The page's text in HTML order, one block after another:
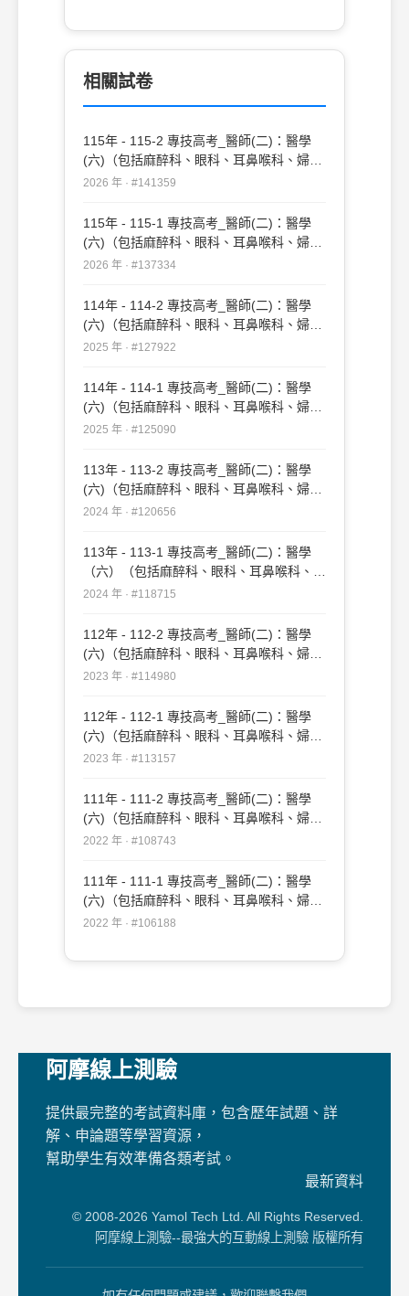
相關試卷
115年 - 115-2 專技高考_醫師(二)：醫學
(六)（包括麻醉科、眼科、耳鼻喉科、婦產
科、復健科等科目及其相關臨床實例與醫學
2026 年 · #141359
115年 - 115-1 專技高考_醫師(二)：醫學
(六)（包括麻醉科、眼科、耳鼻喉科、婦產
科、復健科等科目及其相關臨床實例與醫學
2026 年 · #137334
114年 - 114-2 專技高考_醫師(二)：醫學
(六)（包括麻醉科、眼科、耳鼻喉科、婦產
科、復健科等科目及其相關臨床實例與醫學
2025 年 · #127922
114年 - 114-1 專技高考_醫師(二)：醫學
(六)（包括麻醉科、眼科、耳鼻喉科、婦產
科、復健科等科目及其相關臨床實例與醫學
2025 年 · #125090
113年 - 113-2 專技高考_醫師(二)：醫學
(六)（包括麻醉科、眼科、耳鼻喉科、婦產
科、復健科等科目及其相關臨床實例與醫學
2024 年 · #120656
113年 - 113-1 專技高考_醫師(二)：醫學
（六）（包括麻醉科、眼科、耳鼻喉科、婦
產科、復健科等科目及其相關臨床實例與醫
2024 年 · #118715
112年 - 112-2 專技高考_醫師(二)：醫學
(六)（包括麻醉科、眼科、耳鼻喉科、婦產
科、復健科等科目及其相關臨床實例與醫學
2023 年 · #114980
112年 - 112-1 專技高考_醫師(二)：醫學
(六)（包括麻醉科、眼科、耳鼻喉科、婦產
科、復健科等科目及其相關臨床實例與醫學
2023 年 · #113157
111年 - 111-2 專技高考_醫師(二)：醫學
(六)（包括麻醉科、眼科、耳鼻喉科、婦產
科、復健科等科目及其相關臨床實例與醫學
2022 年 · #108743
111年 - 111-1 專技高考_醫師(二)：醫學
(六)（包括麻醉科、眼科、耳鼻喉科、婦產
科、復健科等科目及其相關臨床實例與醫學
2022 年 · #106188
阿摩線上測驗
提供最完整的考試資料庫，包含歷年試題、詳
解、申論題等學習資源，
幫助學生有效準備各類考試。
最新資料
© 2008-2026 Yamol Tech Ltd. All Rights Reserved.
阿摩線上測驗--最強大的互動線上測驗 版權所有